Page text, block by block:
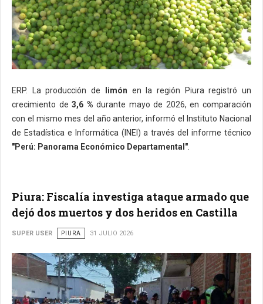
ERP. La producción de limón en la región Piura registró un
crecimiento de3,6 % durante mayo de 2026, en comparación
con el mismo mes del año anterior, informó el Instituto Nacional
de Estadística e Informática (INEI) a través del informe técnico
"Perú: Panorama Económico Departamental".
Piura: Fiscalía investiga ataque armado que
dejó dos muertos y dos heridos en Castilla
SUPER USER PIURA 31 JULIO 2026